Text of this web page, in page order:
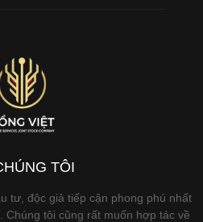
TÔI
tư, độc giả tiếp cận phong phú nhất
tôi cũng rất muốn hợp tác về